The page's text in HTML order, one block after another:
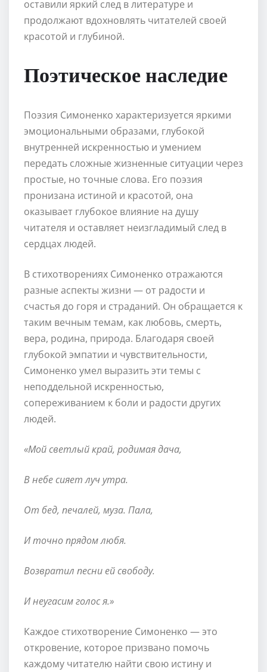
оставили яркий след в литературе и
продолжают вдохновлять читателей своей
красотой и глубиной.
Поэтическое наследие
Поэзия Симоненко характеризуется яркими
эмоциональными образами, глубокой
внутренней искренностью и умением
передать сложные жизненные ситуации через
простые, но точные слова. Его поэзия
пронизана истиной и красотой, она
оказывает глубокое влияние на душу
читателя и оставляет неизгладимый след в
сердцах людей.
В стихотворениях Симоненко отражаются
разные аспекты жизни — от радости и
счастья до горя и страданий. Он обращается к
таким вечным темам, как любовь, смерть,
вера, родина, природа. Благодаря своей
глубокой эмпатии и чувствительности,
Симоненко умел выразить эти темы с
неподдельной искренностью,
сопереживанием к боли и радости других
людей.
«Мой светлый край, родимая дача,
В небе сияет луч утра.
От бед, печалей, муза. Пала,
И точно прядом любя.
Возвратил песни ей свободу.
И неугасим голос я.»
Каждое стихотворение Симоненко — это
откровение, которое призвано помочь
каждому читателю найти свою истину и